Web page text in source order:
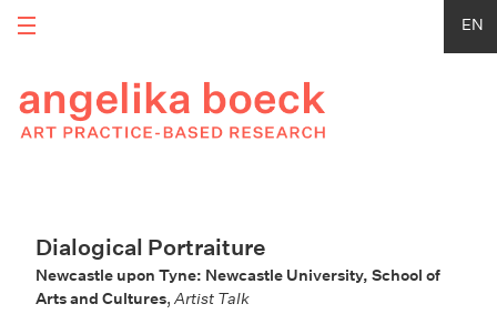
EN
Dialogical Portraiture
Newcastle upon Tyne: Newcastle University, School of
Arts and Cultures, Artist Talk